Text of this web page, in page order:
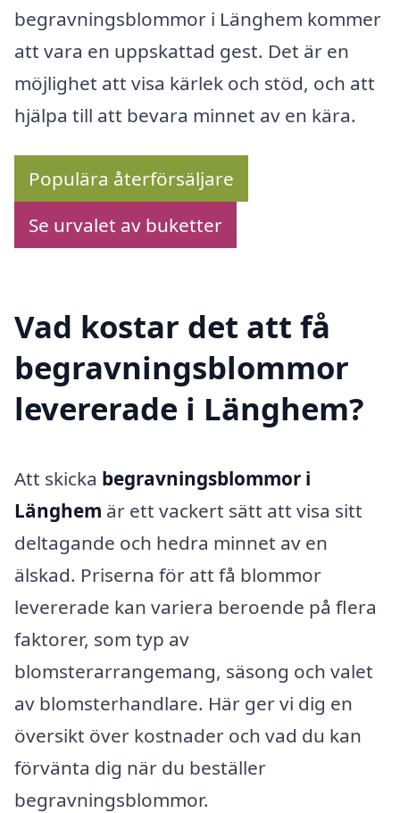
begravningsblommor i Länghem kommer
att vara en uppskattad gest. Det är en
möjlighet att visa kärlek och stöd, och att
hjälpa till att bevara minnet av en kära.
Populära återförsäljare
Se urvalet av buketter
Vad kostar det att få
begravningsblommor
levererade i Länghem?
Att skicka begravningsblommor i
Länghem är ett vackert sätt att visa sitt
deltagande och hedra minnet av en
älskad. Priserna för att få blommor
levererade kan variera beroende på flera
faktorer, som typ av
blomsterarrangemang, säsong och valet
av blomsterhandlare. Här ger vi dig en
översikt över kostnader och vad du kan
förvänta dig när du beställer
begravningsblommor.